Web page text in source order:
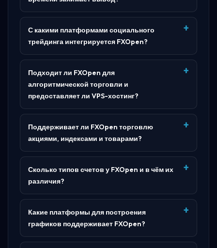
С какими платформами социального
трейдинга интегрируется FXOpen?
Подходит ли FXOpen для
алгоритмической торговли и
предоставляет ли VPS-хостинг?
Поддерживает ли FXOpen торговлю
акциями, индексами и товарами?
Сколько типов счетов у FXOpen и в чём их
различия?
Какие платформы для построения
графиков поддерживает FXOpen?